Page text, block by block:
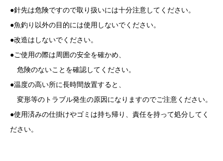
●針先は危険ですので取り扱いには十分注意してください。
●魚釣り以外の目的には使用しないでください。
●改造はしないでください。
●ご使用の際は周囲の安全を確かめ、
危険のないことを確認してください。
●温度の高い所に長時間放置すると、
変形等のトラブル発生の原因になりますのでご注意ください。
●使用済みの仕掛けやゴミは持ち帰り、責任を持って処分してく
ださい。